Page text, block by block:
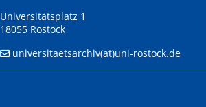
Universitätsplatz 1
18055 Rostock
universitaetsarchiv(at)uni-rostock.de